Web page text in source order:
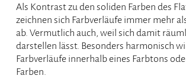
Als Kontrast zu den soliden Farben des
zeichnen sich Farbverläufe immer mehr
ab. Vermutlich auch, weil sich damit
darstellen lässt. Besonders harmonisch
Farbverläufe innerhalb eines Farbtons
Farben.